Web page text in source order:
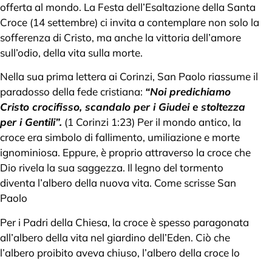
offerta al mondo. La Festa dell’Esaltazione della Santa
Croce (14 settembre) ci invita a contemplare non solo la
sofferenza di Cristo, ma anche la vittoria dell’amore
sull’odio, della vita sulla morte.
Nella sua prima lettera ai Corinzi, San Paolo riassume il
paradosso della fede cristiana: “Noi predichiamo
Cristo crocifisso, scandalo per i Giudei e stoltezza
per i Gentili”. (1 Corinzi 1:23) Per il mondo antico, la
croce era simbolo di fallimento, umiliazione e morte
ignominiosa. Eppure, è proprio attraverso la croce che
Dio rivela la sua saggezza. Il legno del tormento
diventa l’albero della nuova vita. Come scrisse San
Paolo
Per i Padri della Chiesa, la croce è spesso paragonata
all’albero della vita nel giardino dell’Eden. Ciò che
l’albero proibito aveva chiuso, l’albero della croce lo